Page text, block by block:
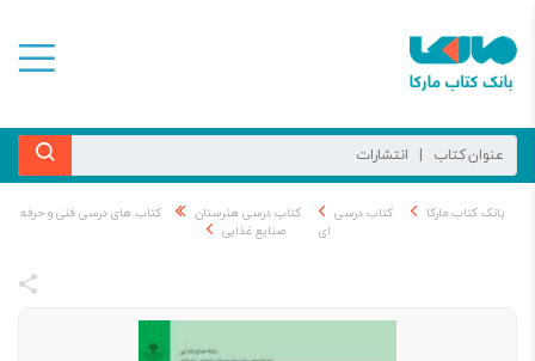
بانک کتاب مارکا کتاب درسی کتاب درسی هنرستان
کتاب های درسی فنی و حرفه
ای
صنایع غذایی